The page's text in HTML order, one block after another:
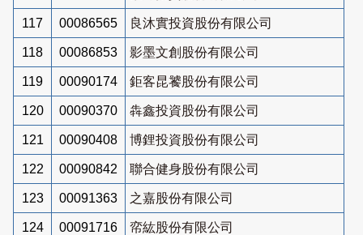
117 00086565 良沐實投資股份有限公司
118 00086853 影墨文創股份有限公司
119 00090174 鉅客昆饕股份有限公司
120 00090370 犇鑫投資股份有限公司
121 00090408 博鋰投資股份有限公司
122 00090842 聯合健身股份有限公司
123 00091363 之嘉股份有限公司
124 00091716 帟紘股份有限公司